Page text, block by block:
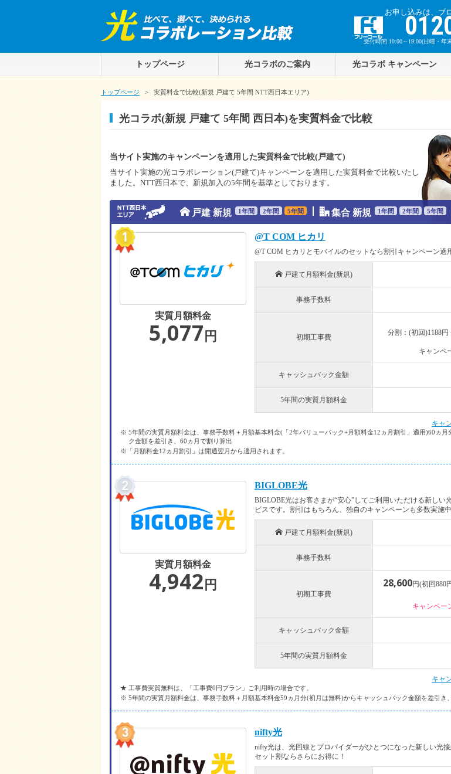
z お申し込みは、ブ
受付時間 10:00～19:00(日曜・年
トップページ 光コラボのご案内 光コラボ キャンペーン
トップページ > 実質料金で比較(新規 戸建て 5年間 NTT西日本エリア)
光コラボ(新規 戸建て 5年間 西日本)を実質料金で比較
当サイト実施のキャンペーンを適用した実質料金で比較(戸建て)
当サイト実施の光コラボレーション(戸建て)キャンペーンを適用した実質料金で比較いたし
ました。NTT西日本で、新規加入の5年間を基準としております。
h戸建 新規 1年間 2年間 5年間 b集合 新規 1年間 2年間 5年間
実質月額料金
5,077 円
@T COM ヒカリ
@T COM ヒカリとモバイルのセットなら割引キャンペーン適
h戸建て月額料金(新規)
事務手数料
初期工事費
分割：(初回)1188円
キャンペ
キャッシュバック金額
5年間の実質月額料金
キャ
※ 5年間の実質月額料金は、事務手数料＋月額基本料金(「2年バリューパック+月額料金12ヵ月割引」適用)60ヵ月
ク金額を差引き、60ヵ月で割り算出
※「月額料金12ヵ月割引」は開通翌月から適用されます。
実質月額料金
4,942 円
BIGLOBE光
BIGLOBE光はお客さまが“安心”してご利用いただける新しい
ビスです。割引はもちろん、独自のキャンペーンも多数実施中
h戸建て月額料金(新規)
事務手数料
初期工事費
28,600円(初回880
キャンペー
キャッシュバック金額
5年間の実質月額料金
キャ
★ 工事費実質無料は、「工事費0円プラン」ご利用時の場合です。
※ 5年間の実質月額料金は、事務手数料＋月額基本料金59ヵ月分(初月は無料)からキャッシュバック金額を差引き
nifty光
nifty光は、光回線とプロバイダーがひとつになった新しい光
セット割ならさらにお得に！